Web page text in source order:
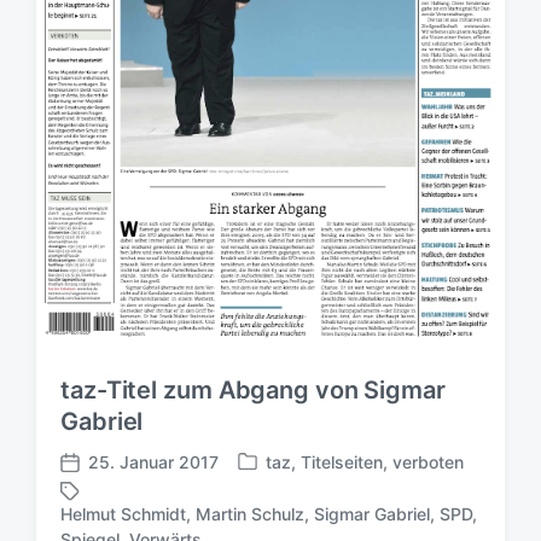
m
taz-Titel zum Abgang von Sigmar
Gabriel
V
e
r
25. Januar 2017
V
r
taz, Titelseiten, verboten
S
Helmut Schmidt, Martin Schulz, Sigmar Gabriel, SPD,